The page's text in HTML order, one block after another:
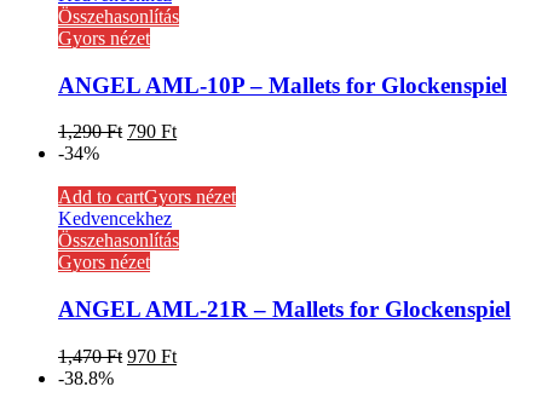
Összehasonlítás
Gyors nézet
ANGEL AML-10P – Mallets for Glockenspiel
1,290Ft 790 Ft
-34%
Add to cartGyors nézet
Kedvencekhez
Összehasonlítás
Gyors nézet
ANGEL AML-21R – Mallets for Glockenspiel
1,470Ft 970 Ft
-38.8%